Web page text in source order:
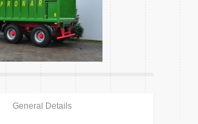
General Details